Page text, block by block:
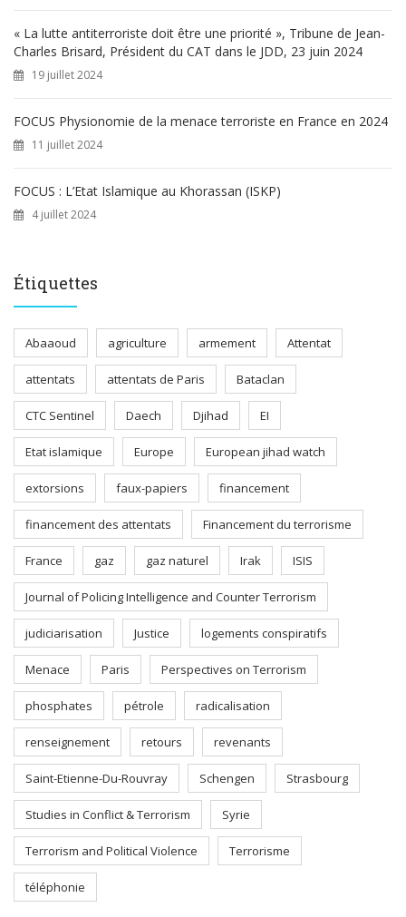
« La lutte antiterroriste doit être une priorité », Tribune de Jean-
Charles Brisard, Président du CAT dans le JDD, 23 juin 2024
19 juillet 2024
FOCUS Physionomie de la menace terroriste en France en 2024
11 juillet 2024
FOCUS : L’Etat Islamique au Khorassan (ISKP)
4 juillet 2024
Étiquettes
Abaaoud agriculture armement Attentat
attentats attentats de Paris Bataclan
CTC Sentinel Daech Djihad EI
Etat islamique Europe European jihad watch
extorsions faux-papiers financement
financement des attentats Financement du terrorisme
France gaz gaz naturel Irak ISIS
Journal of Policing Intelligence and Counter Terrorism
judiciarisation Justice logements conspiratifs
Menace Paris Perspectives on Terrorism
phosphates pétrole radicalisation
renseignement retours revenants
Saint-Etienne-Du-Rouvray Schengen Strasbourg
Studies in Conflict & Terrorism Syrie
Terrorism and Political Violence Terrorisme
téléphonie